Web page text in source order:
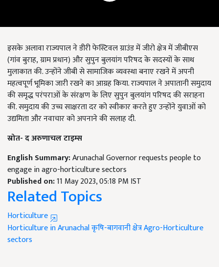
इसके अलावाराज्यपाल ने डीरी फेस्टिवल ग्राउंड में जीरो क्षेत्र में जीबीएस
(गांव बुराह,ग्राम प्रधान) और सुपुन बुलयांग परिषद के सदस्यों के साथ
मुलाकात की. उन्होंने जीबी से सामाजिक व्यवस्था बनाए रखने में अपनी
महत्वपूर्ण भूमिका जारी रखने का आग्रह किया. राज्यपाल ने अपातानी समुदाय
की समृद्ध परंपराओं के संरक्षण के लिए सुपुन बुलयांग परिषद की सराहना
की. समुदाय की उच्च साक्षरता दर को स्वीकार करते हुएउन्होंने युवाओं को
उद्यमिता और नवाचार को अपनाने की सलाह दी.
स्रोत- द अरुणाचल टाइम्स
English Summary:Arunachal Governor requests people to
engage in agro-horticulture sectors
Published on:11 May 2023, 05:18 PM IST
Related Topics
Horticulture
Horticulture in Arunachalकृषि-बागवानी क्षेत्रAgro-Horticulture
sectors